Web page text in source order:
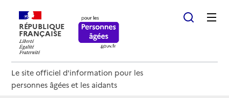
RÉPUBLIQUE
FRANÇAISE
Le site officiel d'information pour les
personnes âgées et les aidants